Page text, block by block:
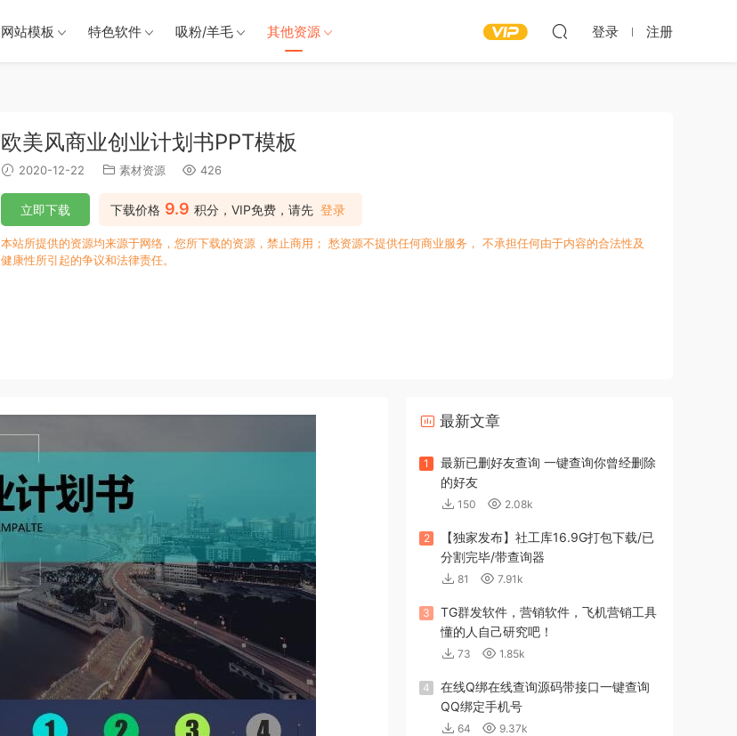
网站模板 特色软件 吸粉/羊毛 其他资源 登录 注册
欧美风商业创业计划书PPT模板
2020-12-22 素材资源 426
下载价格 9.9 积分，VIP免费，请先 登录
立即下载
本站所提供的资源均来源于网络，您所下载的资源，禁止商用； 愁资源不提供任何商业服务， 不承担任何由于内容的合法性及
健康性所引起的争议和法律责任。
最新文章
1
最新已删好友查询 一键查询你曾经删除
的好友
150 2.08k
2
【独家发布】社工库16.9G打包下载/已
分割完毕/带查询器
81 7.91k
3
TG群发软件，营销软件，飞机营销工具
懂的人自己研究吧！
73 1.85k
4
在线Q绑在线查询源码带接口一键查询
QQ绑定手机号
64 9.37k